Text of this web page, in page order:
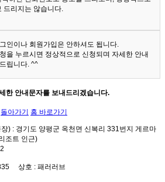
드리지는 않습니다.
인이나 회원가입은 안하셔도 됩니다.
을 누르시면 정상적으로 신청되며 자세한 안내
립니다. ^^
한 안내문자를 보내드리겠습니다.
돌아가기 홈 바로가기
장) : 경기도 양평군 옥천면 신복리 331번지 게르마
조트 인근)
상호 : 패러러브